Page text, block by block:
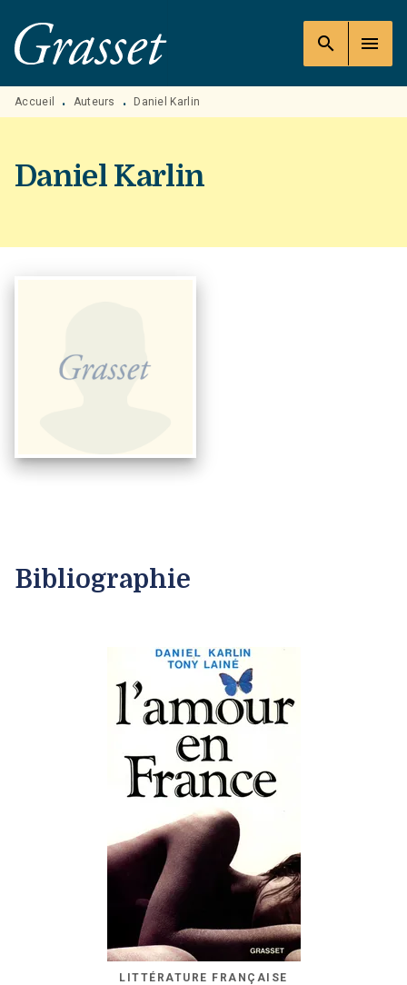
MENU RECHERCHE
PIED DE PAGE
search menu
Accueil • Auteurs • Daniel Karlin
Daniel Karlin
Bibliographie
LITTÉRATURE FRANÇAISE